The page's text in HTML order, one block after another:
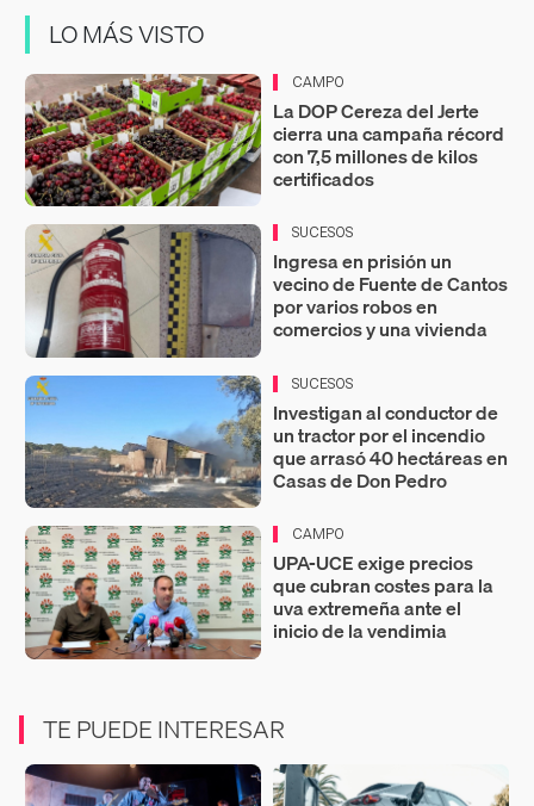
LO MÁS VISTO
CAMPO
La DOP Cereza del Jerte
cierra una campaña récord
con 7,5 millones de kilos
certificados
SUCESOS
Ingresa en prisión un
vecino de Fuente de Cantos
por varios robos en
comercios y una vivienda
SUCESOS
Investigan al conductor de
un tractor por el incendio
que arrasó 40 hectáreas en
Casas de Don Pedro
CAMPO
UPA-UCE exige precios
que cubran costes para la
uva extremeña ante el
inicio de la vendimia
TE PUEDE INTERESAR